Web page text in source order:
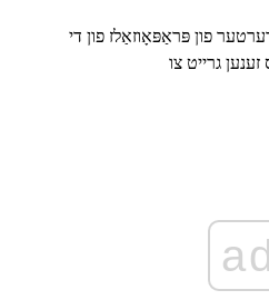
פון פּראַפּאָוזאַלז פון די
גרייט צו